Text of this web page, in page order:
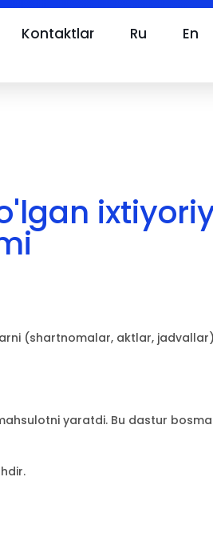
Kontaktlar Ru
En
(shartnomalar, aktlar,
yaratdi. Bu dastur